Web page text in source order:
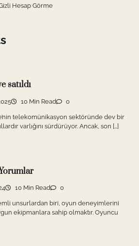
Hesap Görme
satıldı
10 Min Read 0
telekomünikasyon sektöründe dev bir
varlığını sürdürüyor. Ancak, son […]
10 Min Read 0
unsurlardan biri, oyun deneyimlerini
ekipmanlara sahip olmaktır. Oyuncu